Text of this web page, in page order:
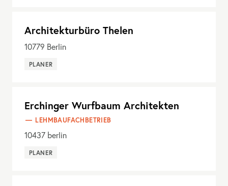
Architekturbüro Thelen
10779 Berlin
PLANER
Erchinger Wurfbaum Architekten
LEHMBAUFACHBETRIEB
10437 berlin
PLANER